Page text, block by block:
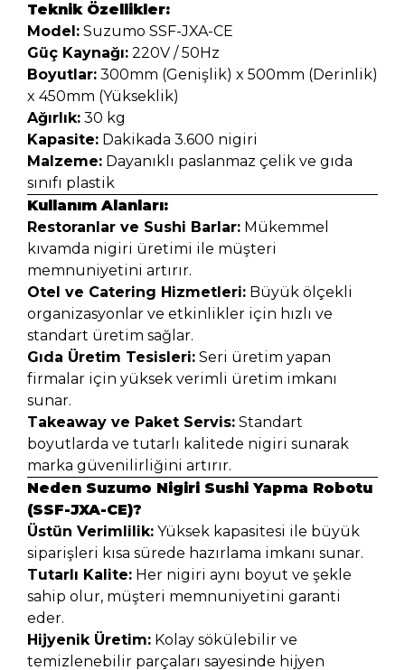
Teknik Özellikler:
Model: Suzumo SSF-JXA-CE
Güç Kaynağı: 220V / 50Hz
Boyutlar: 300mm (Genişlik) x 500mm (Derinlik)
x 450mm (Yükseklik)
Ağırlık: 30 kg
Kapasite: Dakikada 3.600 nigiri
Malzeme: Dayanıklı paslanmaz çelik ve gıda
sınıfı plastik
Kullanım Alanları:
Restoranlar ve Sushi Barlar: Mükemmel
kıvamda nigiri üretimi ile müşteri
memnuniyetini artırır.
Otel ve Catering Hizmetleri: Büyük ölçekli
organizasyonlar ve etkinlikler için hızlı ve
standart üretim sağlar.
Gıda Üretim Tesisleri: Seri üretim yapan
firmalar için yüksek verimli üretim imkanı
sunar.
Takeaway ve Paket Servis: Standart
boyutlarda ve tutarlı kalitede nigiri sunarak
marka güvenilirliğini artırır.
Neden Suzumo Nigiri Sushi Yapma Robotu
(SSF-JXA-CE)?
Üstün Verimlilik: Yüksek kapasitesi ile büyük
siparişleri kısa sürede hazırlama imkanı sunar.
Tutarlı Kalite: Her nigiri aynı boyut ve şekle
sahip olur, müşteri memnuniyetini garanti
eder.
Hijyenik Üretim: Kolay sökülebilir ve
temizlenebilir parçaları sayesinde hijyen